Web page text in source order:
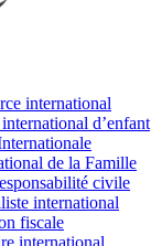
international
d’enfant
de la Famille
civile
international
fiscale
international